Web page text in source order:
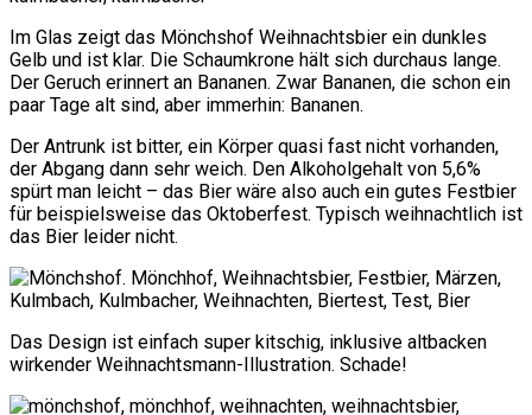
Im Glas zeigt das Mönchshof Weihnachtsbier ein dunkles
Gelb und ist klar. Die Schaumkrone hält sich durchaus lange.
Der Geruch erinnert an Bananen. Zwar Bananen, die schon ein
paar Tage alt sind, aber immerhin: Bananen.
Der Antrunk ist bitter, ein Körper quasi fast nicht vorhanden,
der Abgang dann sehr weich. Den Alkoholgehalt von 5,6%
spürt man leicht – das Bier wäre also auch ein gutes Festbier
für beispielsweise das Oktoberfest. Typisch weihnachtlich ist
das Bier leider nicht.
Das Design ist einfach super kitschig, inklusive altbacken
wirkender Weihnachtsmann-Illustration. Schade!